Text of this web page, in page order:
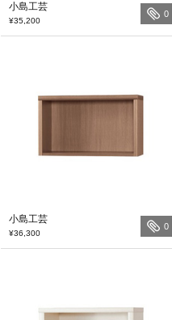
小島工芸
¥35,200
0
小島工芸
¥36,300
0